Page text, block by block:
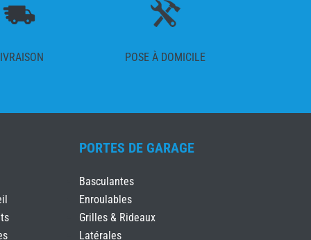
POSE À DOMICILE
PORTES DE GARAGE
Basculantes
Enroulables
Grilles & Rideaux
Latérales